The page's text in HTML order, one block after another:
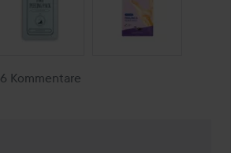
6 Kommentare